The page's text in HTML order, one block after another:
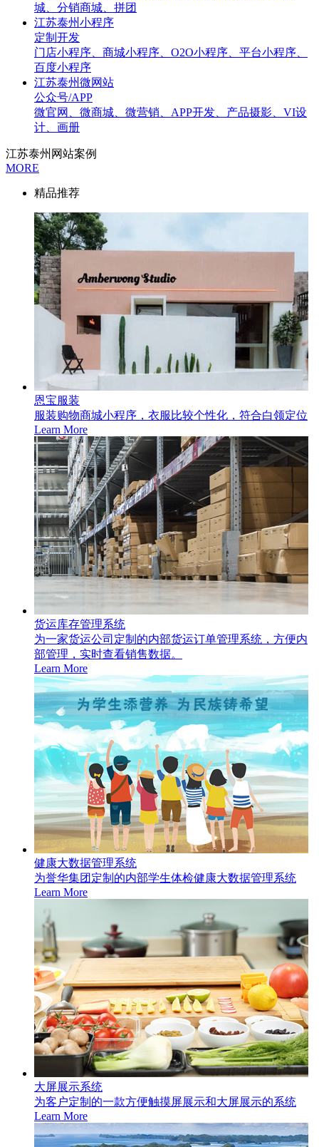
城、分销商城、拼团
江苏泰州小程序
定制开发
门店小程序、商城小程序、O2O小程序、平台小程序、
百度小程序
江苏泰州微网站
公众号/APP
微官网、微商城、微营销、APP开发、产品摄影、VI设
计、画册
江苏泰州网站案例
MORE
精品推荐
恩宝服装
服装购物商城小程序，衣服比较个性化，符合白领定位
Learn More
货运库存管理系统
为一家货运公司定制的内部货运订单管理系统，方便内
部管理，实时查看销售数据。
Learn More
健康大数据管理系统
为誉华集团定制的内部学生体检健康大数据管理系统
Learn More
大屏展示系统
为客户定制的一款方便触摸屏展示和大屏展示的系统
Learn More